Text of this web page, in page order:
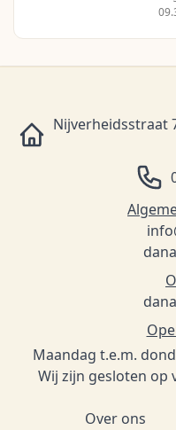
Nijverheidsstraat
Maandag t.e.m.
Wij zijn gesloten op
Over ons